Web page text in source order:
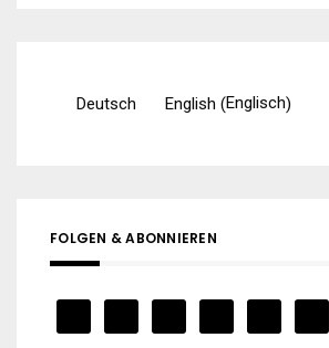
Deutsch English (Englisch)
FOLGEN & ABONNIEREN